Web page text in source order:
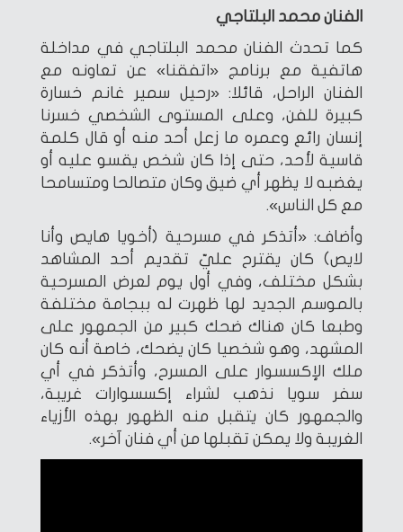
الفنان محمد البلتاجي
كما تحدث الفنان محمد البلتاجي في مداخلة
هاتفية مع برنامج «اتفقنا» عن تعاونه مع
الفنان الراحل، قائلا: «رحيل سمير غانم خسارة
كبيرة للفن، وعلى المستوى الشخصي خسرنا
إنسان رائع وعمره ما زعل أحد منه أو قال كلمة
قاسية لأحد، حتى إذا كان شخص يقسو عليه أو
يغضبه لا يظهر أي ضيق وكان متصالحا ومتسامحا
مع كل الناس».
وأضاف: «أتذكر في مسرحية (أخويا هايص وأنا
لايص) كان يقترح عليّ تقديم أحد المشاهد
بشكل مختلف، وفي أول يوم لعرض المسرحية
بالموسم الجديد لها ظهرت له ببجامة مختلفة
وطبعا كان هناك ضحك كبير من الجمهور على
المشهد، وهو شخصيا كان يضحك، خاصة أنه كان
ملك الإكسسوار على المسرح، وأتذكر في أي
سفر سويا نذهب لشراء إكسسوارات غريبة،
والجمهور كان يتقبل منه الظهور بهذه الأزياء
الغريبة ولا يمكن تقبلها من أي فنان آخر».